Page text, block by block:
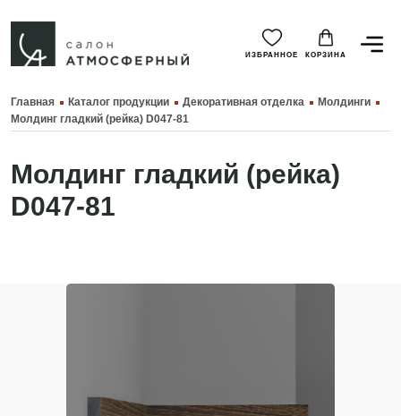
ИЗБРАННОЕ КОРЗИНА
Главная Каталог продукции Декоративная отделка
Молдинги
Молдинг гладкий (рейка) D047-81
Молдинг гладкий (рейка)
D047-81